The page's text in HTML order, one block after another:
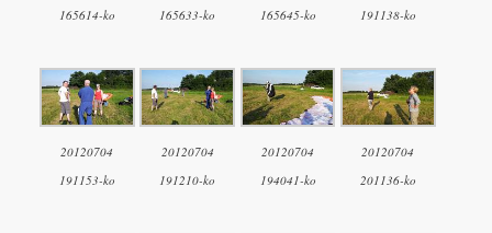
165614-ko
165633-ko
165645-ko
191138-ko
20120704
191153-ko
20120704
191210-ko
20120704
194041-ko
20120704
201136-ko